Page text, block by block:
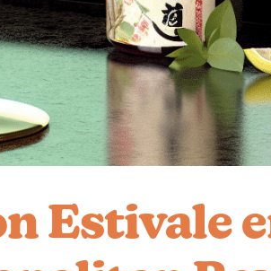
Estivale